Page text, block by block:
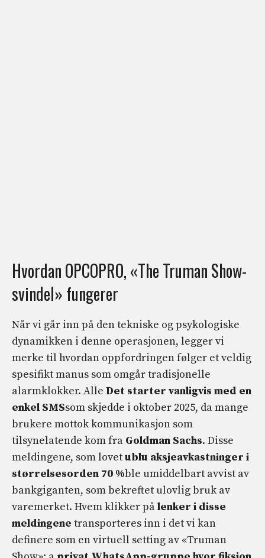
Hvordan OPCOPRO, «The Truman Show-
svindel» fungerer
Når vi går inn på den tekniske og psykologiske
dynamikken i denne operasjonen, legger vi
merke til hvordan oppfordringen følger et veldig
spesifikt manus som omgår tradisjonelle
alarmklokker. Alle Det starter vanligvis med en
enkel SMSsom skjedde i oktober 2025, da mange
brukere mottok kommunikasjon som
tilsynelatende kom fra Goldman Sachs. Disse
meldingene, som lovetublu aksjeavkastninger i
størrelsesorden 70 %ble umiddelbart avvist av
bankgiganten, som bekreftet ulovlig bruk av
varemerket. Hvem klikker pålenker i disse
meldingene transporteres inn i det vi kan
definere som en virtuell setting av «Truman